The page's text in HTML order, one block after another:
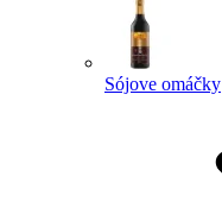
Sójove omáčky